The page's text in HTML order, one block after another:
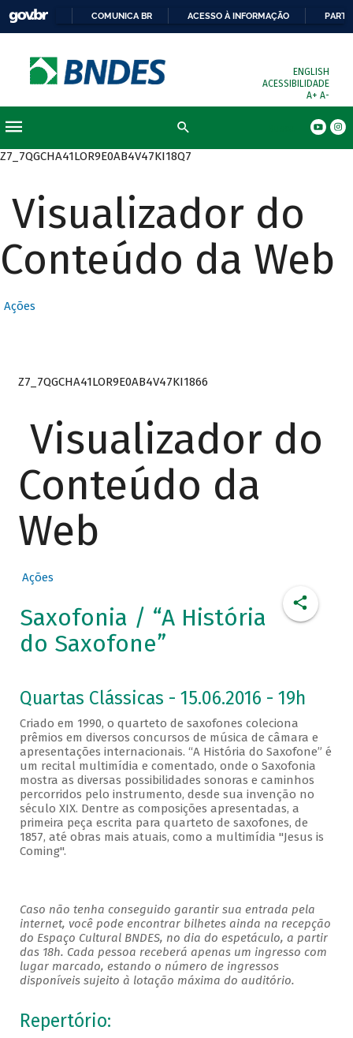
COMUNICA BR ACESSO À INFORMAÇÃO
ENGLISH
ACESSIBILIDADE
A+ A-
Z7_7QGCHA41LOR9E0AB4V47KI18Q7
Visualizador do
Conteúdo da Web
Ações
Z7_7QGCHA41LOR9E0AB4V47KI1866
Visualizador do
Conteúdo da
Web
Ações
Saxofonia / “A História
do Saxofone”
Quartas Clássicas - 15.06.2016 - 19h
Criado em 1990, o quarteto de saxofones coleciona
prêmios em diversos concursos de música de câmara e
apresentações internacionais. “A História do Saxofone” é
um recital multimídia e comentado, onde o Saxofonia
mostra as diversas possibilidades sonoras e caminhos
percorridos pelo instrumento, desde sua invenção no
século XIX. Dentre as composições apresentadas, a
primeira peça escrita para quarteto de saxofones, de
1857, até obras mais atuais, como a multimídia "Jesus is
Coming".
Caso não tenha conseguido garantir sua entrada pela
internet, você pode encontrar bilhetes ainda na recepção
do Espaço Cultural BNDES, no dia do espetáculo, a partir
das 18h. Cada pessoa receberá apenas um ingresso com
lugar marcado, estando o número de ingressos
disponíveis sujeito à lotação máxima do auditório.
Repertório: